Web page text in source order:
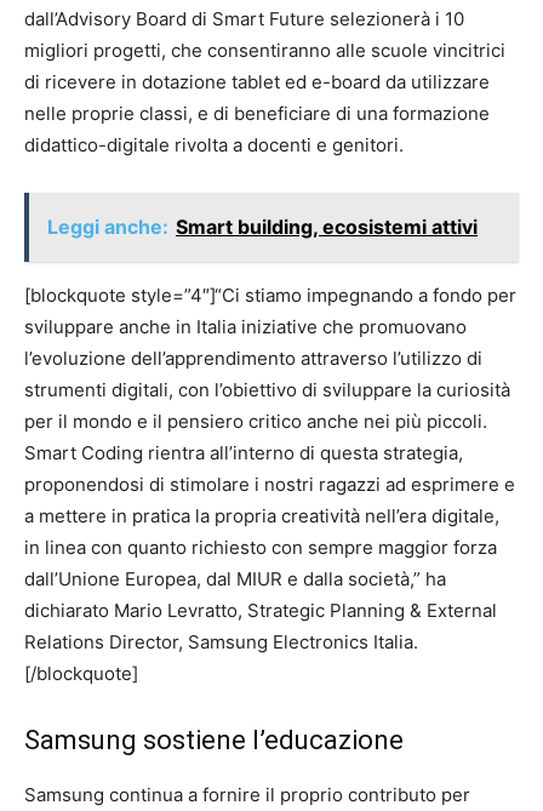
dall’Advisory Board di Smart Future selezionerà i 10
migliori progetti, che consentiranno alle scuole vincitrici
di ricevere in dotazione tablet ed e-board da utilizzare
nelle proprie classi, e di beneficiare di una formazione
didattico-digitale rivolta a docenti e genitori.
Leggi anche: Smart building, ecosistemi attivi
[blockquote style=”4″]“Ci stiamo impegnando a fondo per
sviluppare anche in Italia iniziative che promuovano
l’evoluzione dell’apprendimento attraverso l’utilizzo di
strumenti digitali, con l’obiettivo di sviluppare la curiosità
per il mondo e il pensiero critico anche nei più piccoli.
Smart Coding rientra all’interno di questa strategia,
proponendosi di stimolare i nostri ragazzi ad esprimere e
a mettere in pratica la propria creatività nell’era digitale,
in linea con quanto richiesto con sempre maggior forza
dall’Unione Europea, dal MIUR e dalla società,” ha
dichiarato Mario Levratto, Strategic Planning & External
Relations Director, Samsung Electronics Italia.
[/blockquote]
Samsung sostiene l’educazione
Samsung continua a fornire il proprio contributo per